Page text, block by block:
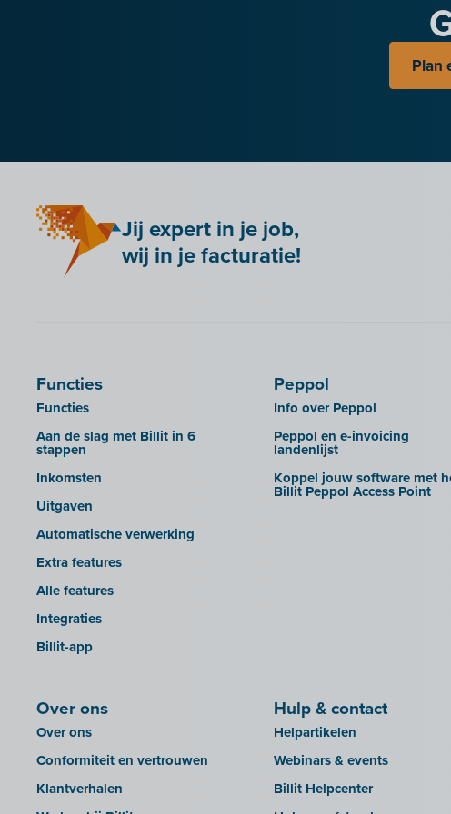
Plan
Jij expert in je job,
wij in je facturatie!
Functies
Functies
Aan de slag met Billit in 6
stappen
Inkomsten
Uitgaven
Automatische verwerking
Extra features
Alle features
Integraties
Billit-app
Peppol
Info over Peppol
Peppol en e-invoicing
landenlijst
Koppel jouw software met
Billit Peppol Access Point
Over ons
Over ons
Conformiteit en vertrouwen
Klantverhalen
Hulp & contact
Helpartikelen
Webinars & events
Billit Helpcenter